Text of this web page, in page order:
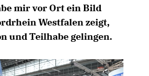
mir vor Ort ein Bild
Westfalen zeigt,
und Teilhabe gelingen.